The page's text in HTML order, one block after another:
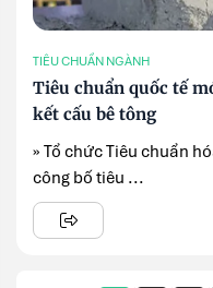
TIÊU CHUẨN NGÀNH
Tiêu chuẩn quốc tế
kết cấu bê tông
» Tổ chức Tiêu chuẩn
công bố tiêu ...